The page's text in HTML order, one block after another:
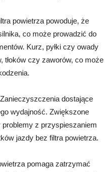
powietrza powoduje, że
co może prowadzić do
Kurz, pyłki czy owady
tłoków czy zaworów, co może
dostające
wydajność. Zwiększone
z przyspieszaniem
jazdy bez filtra powietrza.
pomaga zatrzymać